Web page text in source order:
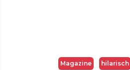
Magazine hilarisch